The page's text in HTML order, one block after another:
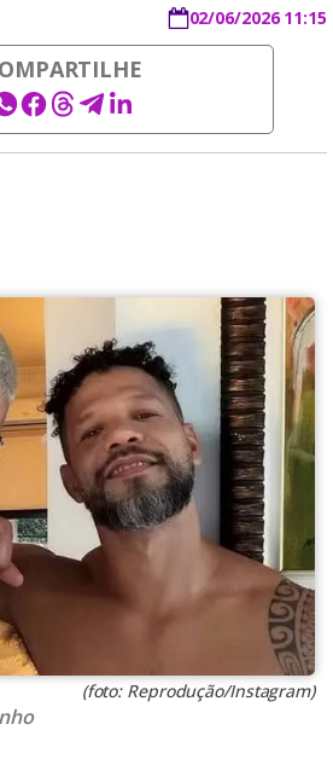
02/06/2026 11:15
(foto: Reprodução/Instagram)